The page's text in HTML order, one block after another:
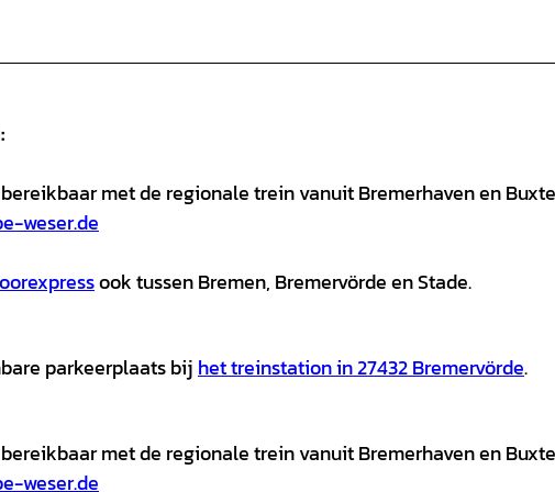
met de regionale trein vanuit Bremerhaven en
weser.de
ook tussen Bremen, Bremervörde en Stade.
parkeerplaats bij het treinstation in 27432 Bremervörde.
met de regionale trein vanuit Bremerhaven en
weser.de